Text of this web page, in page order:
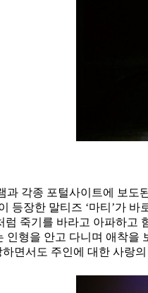
각종 포털사이트에 보도
등장한 말티즈 ‘마티’가
죽기를 바라고 아파하고
인형을 안고 다니며 애착
면서도 주인에 대한 사랑